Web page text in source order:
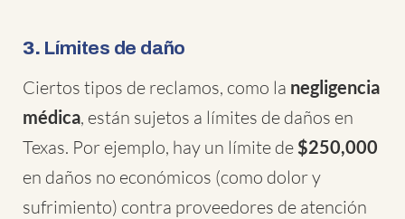
3. Límites de daño
Ciertos tipos de reclamos, como la negligencia
médica, están sujetos a límites de daños en
Texas. Por ejemplo, hay un límite de $250,000
en daños no económicos (como dolor y
sufrimiento) contra proveedores de atención